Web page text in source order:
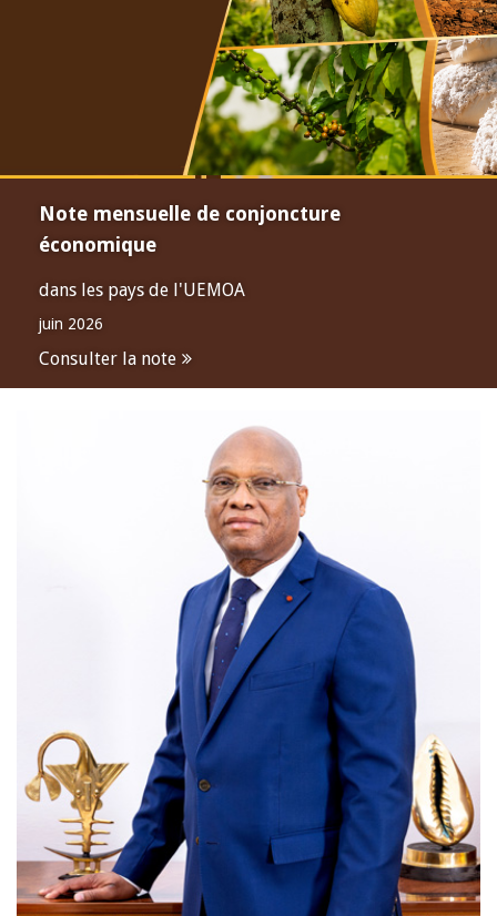
Note mensuelle de conjoncture
économique
dans les pays de l'UEMOA
juin 2026
Consulter la note